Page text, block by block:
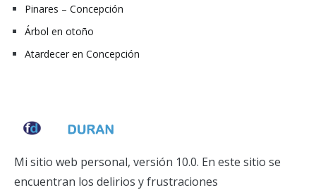
Pinares – Concepción
Árbol en otoño
Atardecer en Concepción
Mi sitio web personal, versión 10.0. En este sitio se
encuentran los delirios y frustraciones